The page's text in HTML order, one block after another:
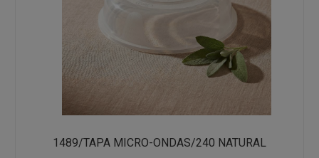
1489/TAPA MICRO-ONDAS/240 NATURAL